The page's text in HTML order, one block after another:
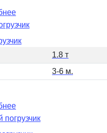
1.8 т
3-6 м.